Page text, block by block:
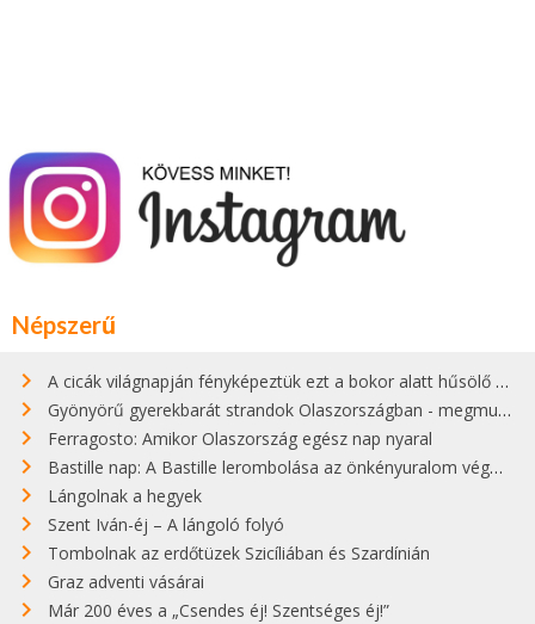
Népszerű
A cicák világnapján fényképeztük ezt a bokor alatt hűsölő cicát Kisorosziban
Gyönyörű gyerekbarát strandok Olaszországban - megmutatjuk a 15 legjobbat
Ferragosto: Amikor Olaszország egész nap nyaral
Bastille nap: A Bastille lerombolása az önkényuralom végét jelentette
Lángolnak a hegyek
Szent Iván-éj – A lángoló folyó
Tombolnak az erdőtüzek Szicíliában és Szardínián
Graz adventi vásárai
Már 200 éves a „Csendes éj! Szentséges éj!”